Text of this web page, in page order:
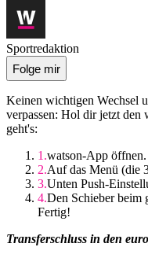
Sportredaktion
Folge mir
Keinen wichtigen Wechsel
verpassen: Hol dir jetzt den
geht's:
watson-App öffnen.
Auf das Menü (die
Unten Push-
Den Schieber beim
Fertig!
Transferschluss in den